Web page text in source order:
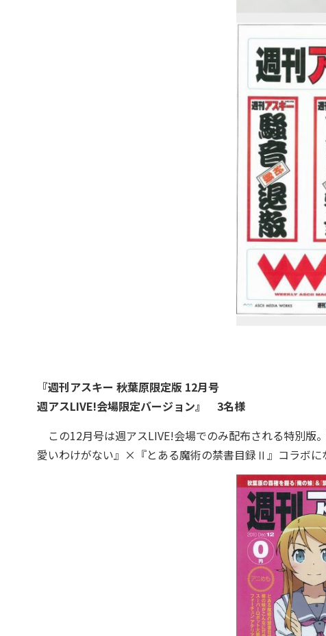
『週刊アスキー 秋葉原限定版 12月号
週アスLIVE!会場限定バージョン』 3名様
この12月号は週アスLIVE!会場でのみ配布される特別版
愛いわけがない』×『とある魔術の禁書目録Ⅱ』コラボに